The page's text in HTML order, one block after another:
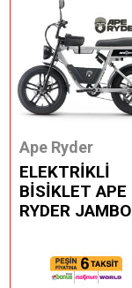
Ape Ryder
ELEKTRİKLİ
BİSİKLET APE
RYDER JAMBO